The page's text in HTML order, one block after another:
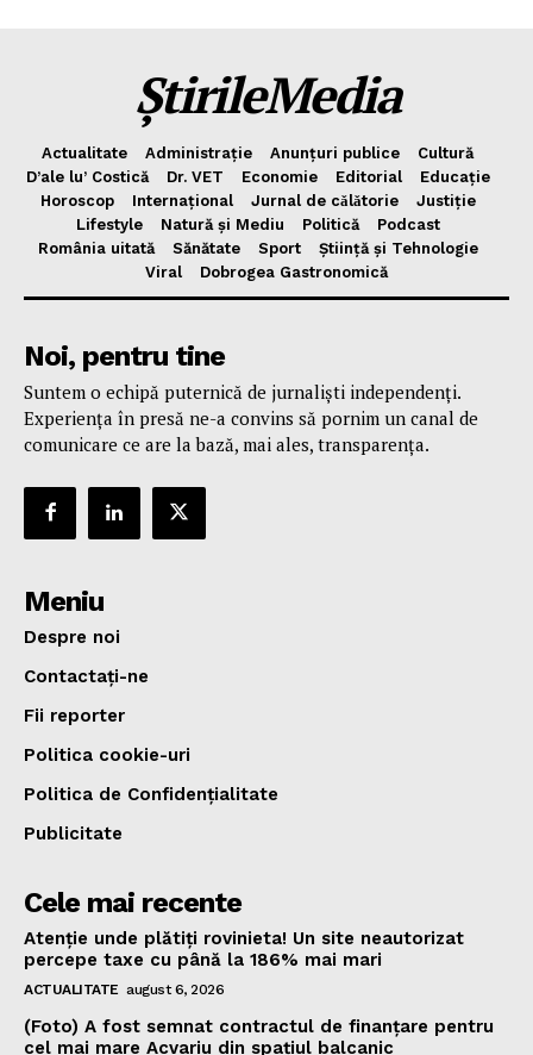
ȘtirileMedia
Actualitate Administrație Anunțuri publice
Cultură
D’ale lu’ Costică
Dr. VET Economie Editorial
Educație
Horoscop
Internațional Jurnal de cǎlǎtorie
Justiție
Lifestyle
Natură și Mediu Politică
Podcast
România uitată
Sănătate Sport
Știință și Tehnologie
Viral
Dobrogea Gastronomică
Noi, pentru tine
Suntem o echipă puternică de jurnaliști independenți.
Experiența în presă ne-a convins să pornim un canal de
comunicare ce are la bază, mai ales, transparența.
Meniu
Despre noi
Contactați-ne
Fii reporter
Politica cookie-uri
Politica de Confidențialitate
Publicitate
Cele mai recente
Atenție unde plătiți rovinieta! Un site neautorizat
percepe taxe cu până la 186% mai mari
ACTUALITATE august 6, 2026
(Foto) A fost semnat contractul de finanțare pentru
cel mai mare Acvariu din spațiul balcanic